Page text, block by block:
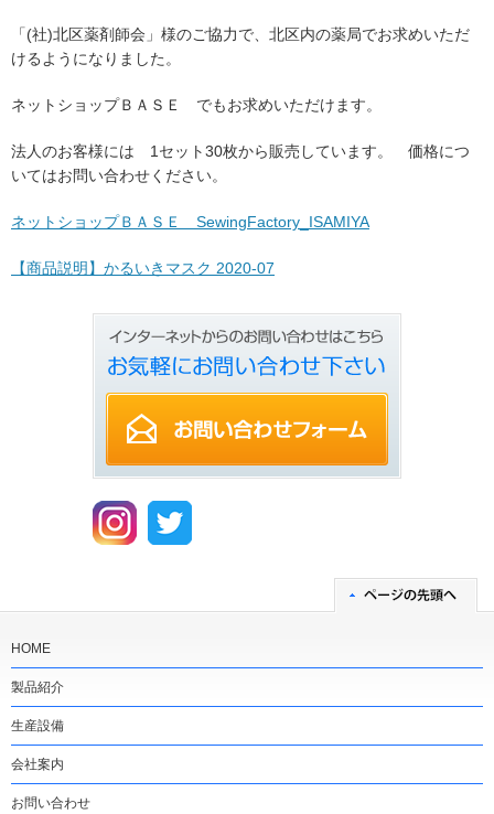
「(社)北区薬剤師会」様のご協力で、北区内の薬局でお求めいただ
けるようになりました。
ネットショップＢＡＳＥ でもお求めいただけます。
法人のお客様には 1セット30枚から販売しています。 価格につ
いてはお問い合わせください。
ネットショップＢＡＳＥ SewingFactory_ISAMIYA
【商品説明】かるいきマスク 2020-07
HOME
製品紹介
生産設備
会社案内
お問い合わせ